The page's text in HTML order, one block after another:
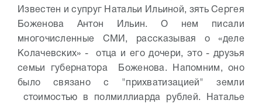
Известен и супруг Натальи Ильиной, зять Сергея
Боженова Антон Ильин. О нем писали
многочисленные СМИ, рассказывая о «деле
Колачевских» - отца и его дочери, это - друзья
семьи губернатора Боженова. Напомним, оно
было связано с "прихватизацией" земли
стоимостью в полмиллиарда рублей. Наталье